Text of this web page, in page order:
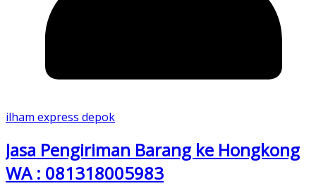
ilham express depok
Jasa Pengiriman Barang ke Hongkong
WA : 081318005983